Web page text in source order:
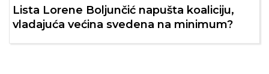
Lista Lorene Boljunčić napušta koaliciju,
vladajuća većina svedena na minimum?